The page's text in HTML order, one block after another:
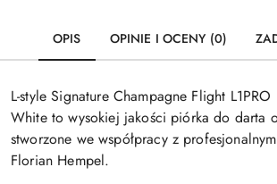
OPIS OPINIE I OCENY (0)
L-style Signature Champagne Flight
White to wysokiej jakości piórka do darta
stworzone we współpracy z
Florian Hempel.